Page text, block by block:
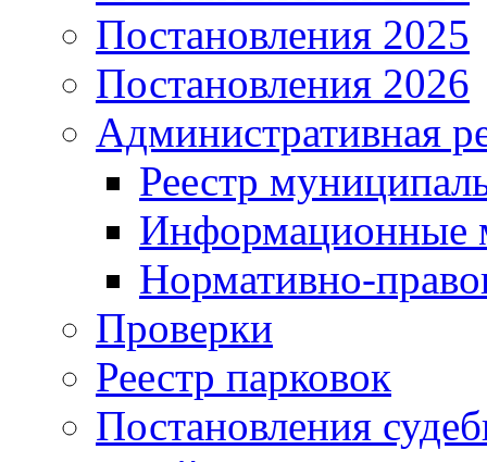
Постановления 2025
Постановления 2026
Административная
Реестр
Информационные
Нормативно-
Проверки
Реестр парковок
Постановления